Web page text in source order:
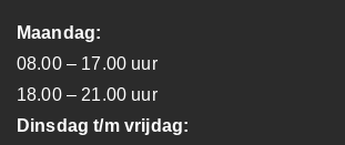
Maandag:
08.00 – 17.00 uur
18.00 – 21.00 uur
Dinsdag t/m vrijdag: